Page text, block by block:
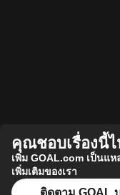
คุณชอบเรื่องนี้
เพิ่ม GOAL.com เป็นแ
เพิ่มเติมของเรา
ติดตาม GOAL